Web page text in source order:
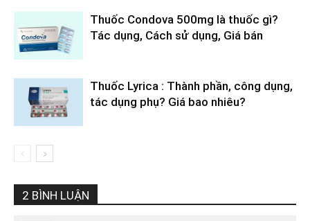
Thuốc Condova 500mg là thuốc gì?
Tác dụng, Cách sử dụng, Giá bán
Thuốc Lyrica : Thành phần, công dụng,
tác dụng phụ? Giá bao nhiêu?
2 BÌNH LUẬN